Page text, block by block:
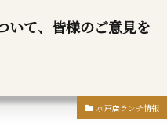
いて、皆様のご意見を
水戸店ランチ情報